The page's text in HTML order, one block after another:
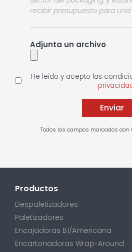
Adjunta un archivo
He leído y acepto las
Todos los campos marcados
Productos
Despaletizadores
Paletizadores
Encajadoras B1/Americana
Encartonadoras Wrap-Around